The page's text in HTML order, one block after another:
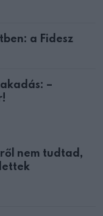
a Fidesz
–
nem tudtad,